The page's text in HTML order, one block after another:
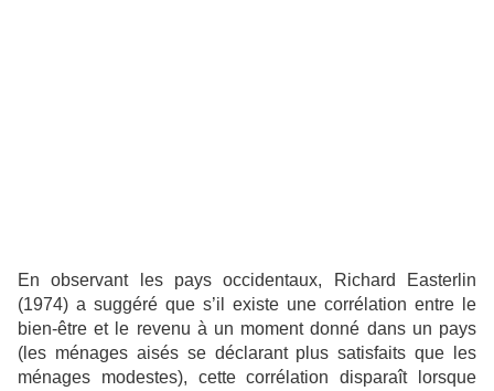
En observant les pays occidentaux, Richard Easterlin
(1974) a suggéré que s’il existe une corrélation entre le
bien-être et le revenu à un moment donné dans un pays
(les ménages aisés se déclarant plus satisfaits que les
ménages modestes), cette corrélation disparaît lorsque